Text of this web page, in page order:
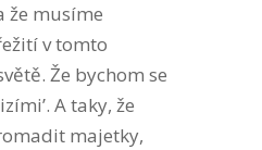
že musíme
v tomto
Že bychom se
A taky, že
majetky,